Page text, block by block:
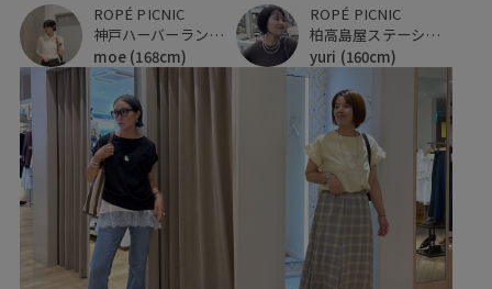
ROPÉ PICNIC
神戸ハーバーランドumie
moe (168cm)
ROPÉ PICNIC
柏高島屋ステーションモール
yuri (160cm)